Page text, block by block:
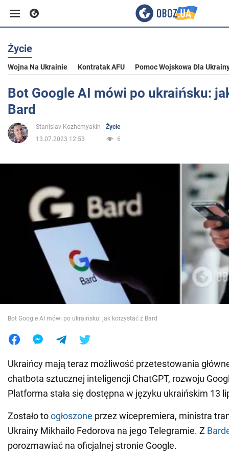
Biznes
Sport
Rozrywka
Polityka
Społeczeństwo
Wojna na Ukrainie
Jedzenie
Życie
Wojna Na Ukrainie Kontratak AFU Pomoc Wojskowa Dla
Bot Google AI mówi po ukraińsku:
Bard
Stanislav Kozhemyakin
Życie
13.07.2023 12:53
6
Bot Google AI mówi po ukraińsku: jak korzystać z Bard
Ukraińcy mają teraz możliwość przetestowania
chatbota sztucznej inteligencji ChatGPT, rozwoju
Platforma stała się dostępna w języku ukraińskim 13
Zostało toogłoszone przez wicepremiera, ministra
Ukrainy Mikhailo Fedorova na jego Telegramie. Z
porozmawiać na oficjalnej stronie Google.